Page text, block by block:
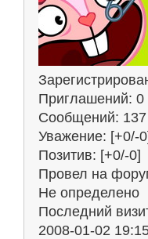
Приглашений: 0
Сообщений: 137
Уважение: [+0/-
Позитив: [+0/-0]
Провел на
Не определено
Последний
2008-01-02